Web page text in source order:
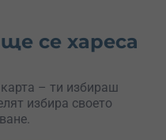
се хареса
– ти избираш
избира своето